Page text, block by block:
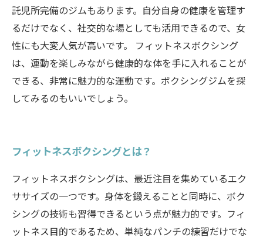
託児所完備のジムもあります。自分自身の健康を管理す
るだけでなく、社交的な場としても活用できるので、女
性にも大変人気が高いです。 フィットネスボクシング
は、運動を楽しみながら健康的な体を手に入れることが
できる、非常に魅力的な運動です。ボクシングジムを探
してみるのもいいでしょう。
フィットネスボクシングとは？
フィットネスボクシングは、最近注目を集めているエク
ササイズの一つです。身体を鍛えることと同時に、ボク
シングの技術も習得できるという点が魅力的です。フィ
ットネス目的であるため、単純なパンチの練習だけでな